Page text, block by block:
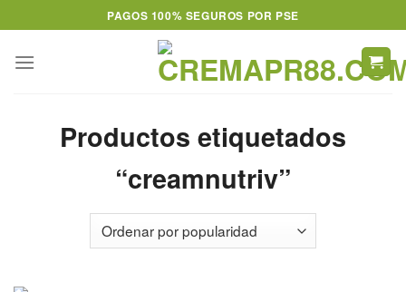
to
content
PAGOS 100% SEGUROS POR PSE
Productos etiquetados
“creamnutriv”